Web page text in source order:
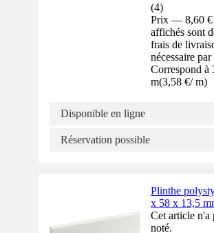
(4)
Prix — 8,60 €
affichés sont
frais de
nécessaire par
Correspond à
m(3,58 €/ m)
Disponible en ligne
Réservation possible
Plinthe
x 58 x 13,5
Cet article n'a
noté.